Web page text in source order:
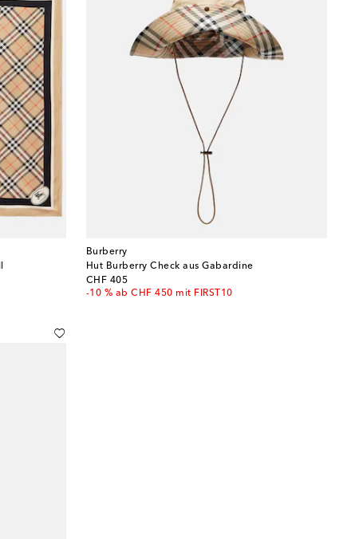
Burberry
Hut Burberry Check aus Gabardine
CHF 405
original price
-10 % ab CHF 450 mit FIRST10